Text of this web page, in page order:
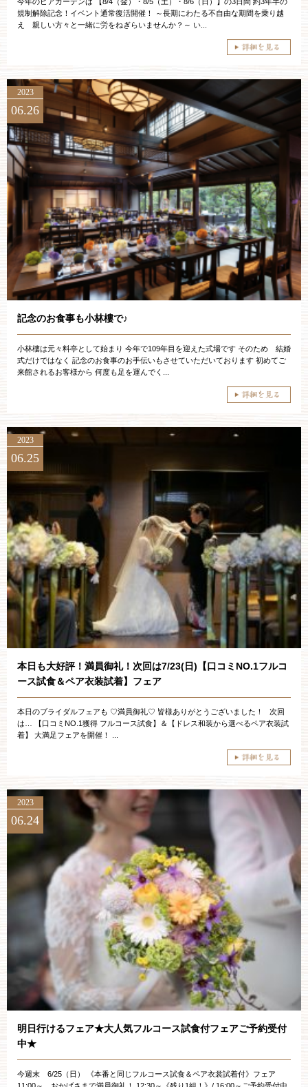
規制解除記念！イベント通常復活開催！ ～長期にわたる不自由な期間を乗り越
え 親しい方々と一緒に労をねぎらいませんか？～ い...
2023
06.26
記念のお食事も小林樓で♪
小林樓は元々料亭として始まり 今年で109年目を迎えた式場です そのため 結婚
式だけではなく 記念のお食事のお手伝いもさせていただいております 初めてご
来館されるお客様から 何度も足を運んでく...
2023
06.25
本日も大好評！満員御礼！次回は7/23(日)【口コミNO.1フルコ
ース試食＆ペア衣装試着】フェア
本日のブライダルフェアも ♡満員御礼♡ 皆様ありがとうございました！ 次回
は… 【口コミNO.1獲得 フルコース試食】＆【ドレス和装から選べるペア衣装試
着】 大満足フェアを開催！ ...
2023
06.24
明日行けるフェア★大人気フルコース試食付フェアご予約受付
中★
今週末 6/25（日） 《本番と同じフルコース試食＆ペア衣裳試着付》フェア